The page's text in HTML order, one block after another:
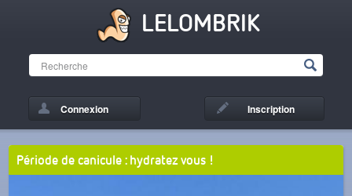
LELOMBRIK
Connexion Inscription
Période de canicule : hydratez vous !